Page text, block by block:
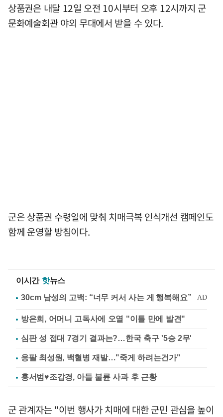
상품권은 내달 12일 오전 10시부터 오후 12시까지 군
문화예술회관 야외 무대에서 받을 수 있다.
군은 상품권 수령일에 맞춰 치매극복 인식개선 캠페인도
함께 운영할 방침이다.
이시간 핫뉴스
방은희, 어머니 고독사에 오열 "이틀 만에 발견"
심판 성 접대 7경기 결과는?…한국 축구 '5승 2무'
응팔 최성원, 백혈병 재발…"죽게 하려는건가"
홍서범♥조갑경, 아들 불륜 사과 후 근황
군 관계자는 "이번 행사가 치매에 대한 군민 관심을 높이